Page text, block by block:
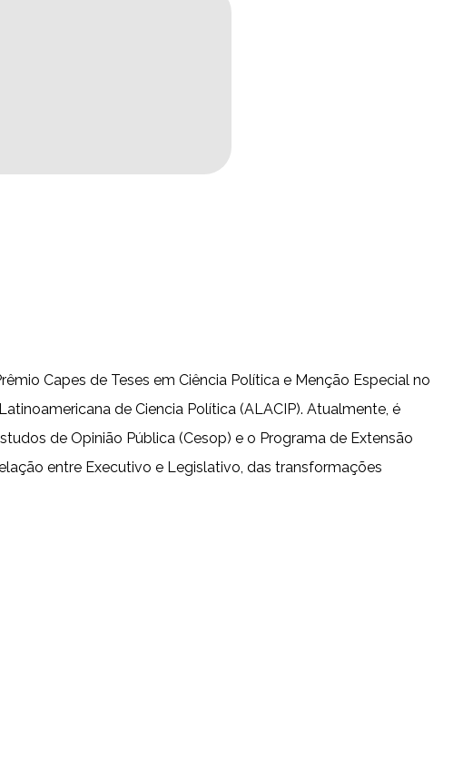
Capes de Teses em Ciência Política e Menção Especial no
de Ciencia Política (ALACIP). Atualmente, é
de Opinião Pública (Cesop) e o Programa de Extensão
entre Executivo e Legislativo, das transformações